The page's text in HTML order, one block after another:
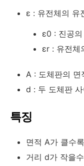
ε : 유전체의 유
ε0 : 진공
εr : 유전체
A : 도체판의 면
d : 두 도체판
특징
면적 A가 클수
거리 d가 작을